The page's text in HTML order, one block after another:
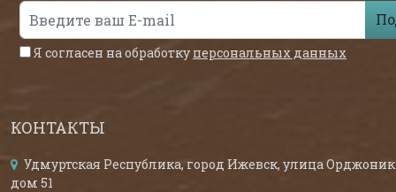
Я согласен на обработку персональных данных
КОНТАКТЫ
Удмуртская Республика, город Ижевск, улица
дом 51